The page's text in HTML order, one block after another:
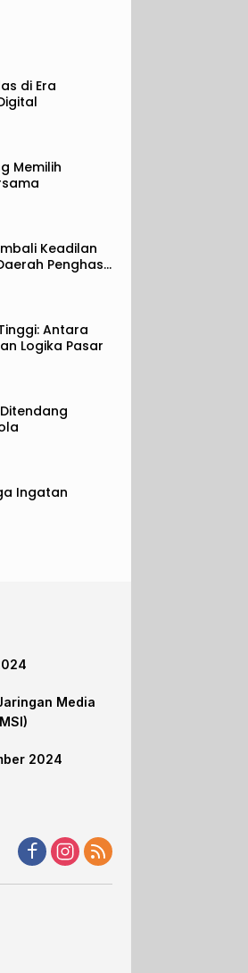
di Era
Memilih
Keadilan
Penghasil
Antara
Logika Pasar
Ingatan
Media
2024